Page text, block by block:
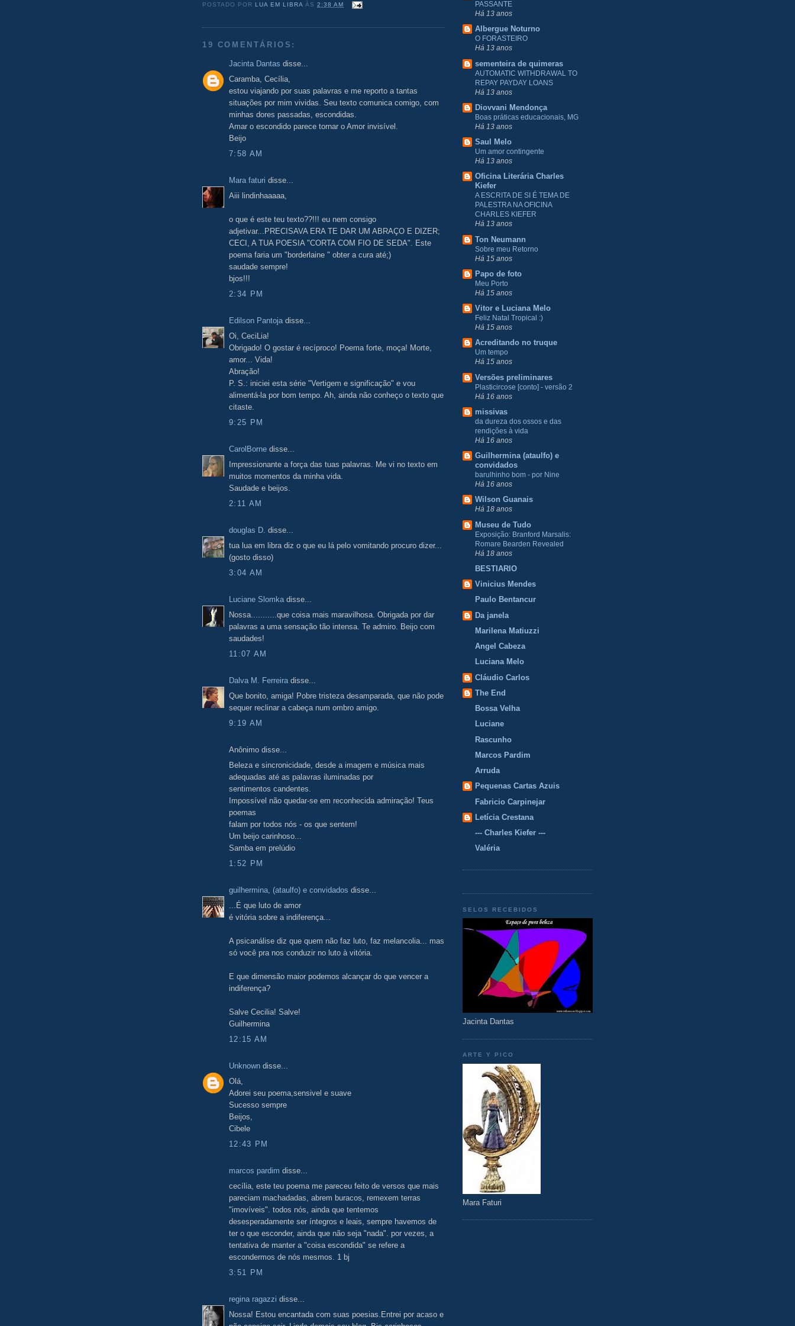
POSTADO POR LUA EM LIBRA ÀS2:38 AM
19 COMENTÁRIOS:
Jacinta Dantas disse...
Caramba, Cecília,
estou viajando por suas palavras e me reporto a tantas
situações por mim vividas. Seu texto comunica comigo, com
minhas dores passadas, escondidas.
Amar o escondido parece tornar o Amor invisível.
Beijo
7:58 AM
Mara faturi disse...
Aiii lindinhaaaaa,
o que é este teu texto??!!! eu nem consigo
adjetivar...PRECISAVA ERA TE DAR UM ABRAÇO E DIZER;
CECI, A TUA POESIA "CORTA COM FIO DE SEDA". Este
poema faria um "borderlaine " obter a cura até;)
saudade sempre!
bjos!!!
2:34 PM
Edilson Pantoja disse...
Oi, CeciLia!
Obrigado! O gostar é recíproco! Poema forte, moça! Morte,
amor... Vida!
Abração!
P. S.: iniciei esta série "Vertigem e significação" e vou
alimentá-la por bom tempo. Ah, ainda não conheço o texto que
citaste.
9:25 PM
CarolBorne disse...
Impressionante a força das tuas palavras. Me vi no texto em
muitos momentos da minha vida.
Saudade e beijos.
2:11 AM
douglas D. disse...
tua lua em libra diz o que eu lá pelo vomitando procuro dizer...
(gosto disso)
3:04 AM
Luciane Slomka disse...
Nossa...........que coisa mais maravilhosa. Obrigada por dar
palavras a uma sensação tão intensa. Te admiro. Beijo com
saudades!
11:07 AM
Dalva M. Ferreira disse...
Que bonito, amiga! Pobre tristeza desamparada, que não pode
sequer reclinar a cabeça num ombro amigo.
9:19 AM
Anônimo disse...
Beleza e sincronicidade, desde a imagem e música mais
adequadas até as palavras iluminadas por
sentimentos candentes.
Impossível não quedar-se em reconhecida admiração! Teus
poemas
falam por todos nós - os que sentem!
Um beijo carinhoso...
Samba em prelúdio
1:52 PM
guilhermina, (ataulfo) e convidados disse...
...É que luto de amor
é vitória sobre a indiferença...
A psicanálise diz que quem não faz luto, faz melancolia... mas
só você pra nos conduzir no luto à vitória.
E que dimensão maior podemos alcançar do que vencer a
indiferença?
Salve Cecilia! Salve!
Guilhermina
12:15 AM
Unknown disse...
Olá,
Adorei seu poema,sensivel e suave
Sucesso sempre
Beijos,
Cibele
12:43 PM
marcos pardim disse...
cecília, este teu poema me pareceu feito de versos que mais
pareciam machadadas, abrem buracos, remexem terras
"imovíveis". todos nós, ainda que tentemos
desesperadamente ser íntegros e leais, sempre havemos de
ter o que esconder, ainda que não seja "nada". por vezes, a
tentativa de manter a "coisa escondida" se refere a
escondermos de nós mesmos. 1 bj
3:51 PM
regina ragazzi disse...
Nossa! Estou encantada com suas poesias.Entrei por acaso e
PASSANTE
Há 13 anos
Albergue Noturno
O FORASTEIRO
Há 13 anos
sementeira de quimeras
AUTOMATIC WITHDRAWAL TO
REPAY PAYDAY LOANS
Há 13 anos
Diovvani Mendonça
Boas práticas educacionais, MG
Há 13 anos
Saul Melo
Um amor contingente
Há 13 anos
Oficina Literária Charles
Kiefer
A ESCRITA DE SI É TEMA DE
PALESTRA NA OFICINA
CHARLES KIEFER
Há 13 anos
Ton Neumann
Sobre meu Retorno
Há 15 anos
Papo de foto
Meu Porto
Há 15 anos
Vitor e Luciana Melo
Feliz Natal Tropical :)
Há 15 anos
Acreditando no truque
Um tempo
Há 15 anos
Versões preliminares
Plasticircose [conto] - versão 2
Há 16 anos
missivas
da dureza dos ossos e das
rendições à vida
Há 16 anos
Guilhermina (ataulfo) e
convidados
barulhinho bom - por Nine
Há 16 anos
Wilson Guanais
Há 18 anos
Museu de Tudo
Exposição: Branford Marsalis:
Romare Bearden Revealed
Há 18 anos
BESTIARIO
Vinicius Mendes
Paulo Bentancur
Da janela
Marilena Matiuzzi
Angel Cabeza
Luciana Melo
Cláudio Carlos
The End
Bossa Velha
Luciane
Rascunho
Marcos Pardim
Arruda
Pequenas Cartas Azuis
Fabricio Carpinejar
Letícia Crestana
--- Charles Kiefer ---
Valéria
SELOS RECEBIDOS
Jacinta Dantas
ARTE Y PICO
Mara Faturi